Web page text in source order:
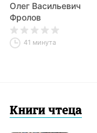
Олег Васильевич
Фролов
41 минута
Книги чтеца